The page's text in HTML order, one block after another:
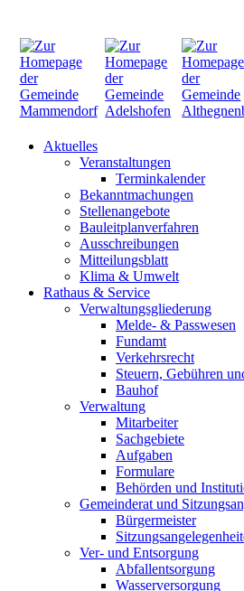
Aktuelles
Veranstaltungen
Terminkalender
Bekanntmachungen
Stellenangebote
Bauleitplanverfahren
Ausschreibungen
Mitteilungsblatt
Klima & Umwelt
Rathaus & Service
Verwaltungsgliederung
Melde- & Passwesen
Fundamt
Verkehrsrecht
Steuern, Gebühren
Bauhof
Verwaltung
Mitarbeiter
Sachgebiete
Aufgaben
Formulare
Behörden und
Gemeinderat und
Bürgermeister
Ver- und Entsorgung
Abfallentsorgung
Wasserversorgung